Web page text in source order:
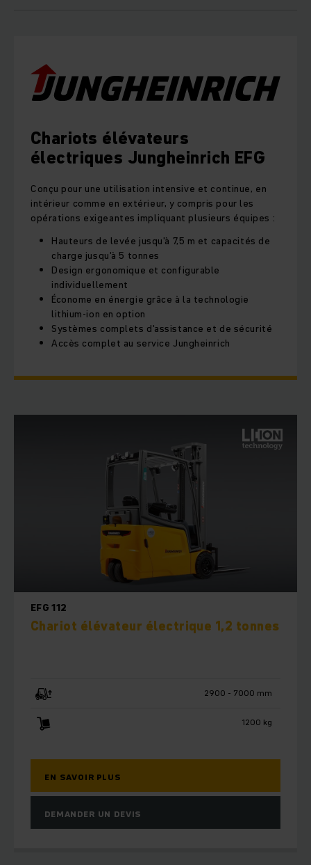
Chariots élévateurs
électriques Jungheinrich EFG
Conçu pour une utilisation intensive et continue, en
intérieur comme en extérieur, y compris pour les
opérations exigeantes impliquant plusieurs équipes :
Hauteurs de levée jusqu'à 7,5 m et capacités de
charge jusqu'à 5 tonnes
Design ergonomique et configurable
individuellement
Économe en énergie grâce à la technologie
lithium-ion en option
Systèmes complets d'assistance et de sécurité
Accès complet au service Jungheinrich
EFG 112
Chariot élévateur électrique 1,2 tonnes
2900 - 7000 mm
1200 kg
EN SAVOIR PLUS
DEMANDER UN DEVIS